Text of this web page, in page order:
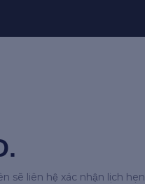
sẽ liên hệ xác nhận lịch hẹn